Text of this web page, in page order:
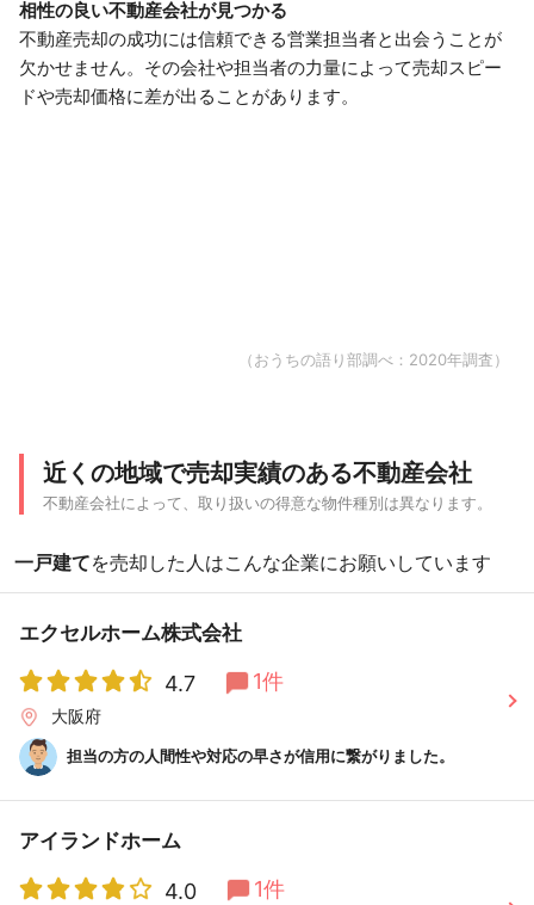
相性の良い不動産会社が見つかる
不動産売却の成功には信頼できる営業担当者と出会うことが
欠かせません。その会社や担当者の力量によって売却スピー
ドや売却価格に差が出ることがあります。
（おうちの語り部調べ：2020年調査）
近くの地域で売却実績のある不動産会社
不動産会社によって、取り扱いの得意な物件種別は異なります。
一戸建てを売却した人はこんな企業にお願いしています
エクセルホーム株式会社
4.7 1件
大阪府
担当の方の人間性や対応の早さが信用に繋がりました。
アイランドホーム
4.0 1件